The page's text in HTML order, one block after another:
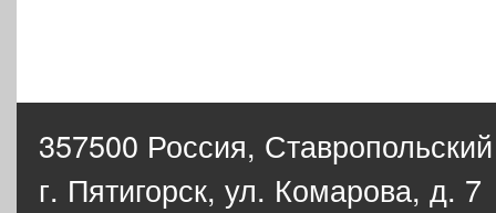
357500 Россия,
г. Пятигорск, ул. Комарова, д. 7